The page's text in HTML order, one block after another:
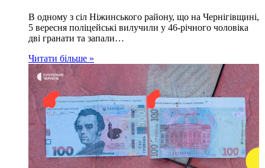
В одному з сіл Ніжинського району, що на Чернігівщині,
5 вересня поліцейські вилучили у 46-річного чоловіка
дві гранати та запали…
Читати більше »